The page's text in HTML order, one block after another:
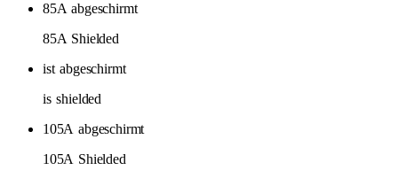
85A abgeschirmt
85A Shielded
ist abgeschirmt
is shielded
105A abgeschirmt
105A Shielded